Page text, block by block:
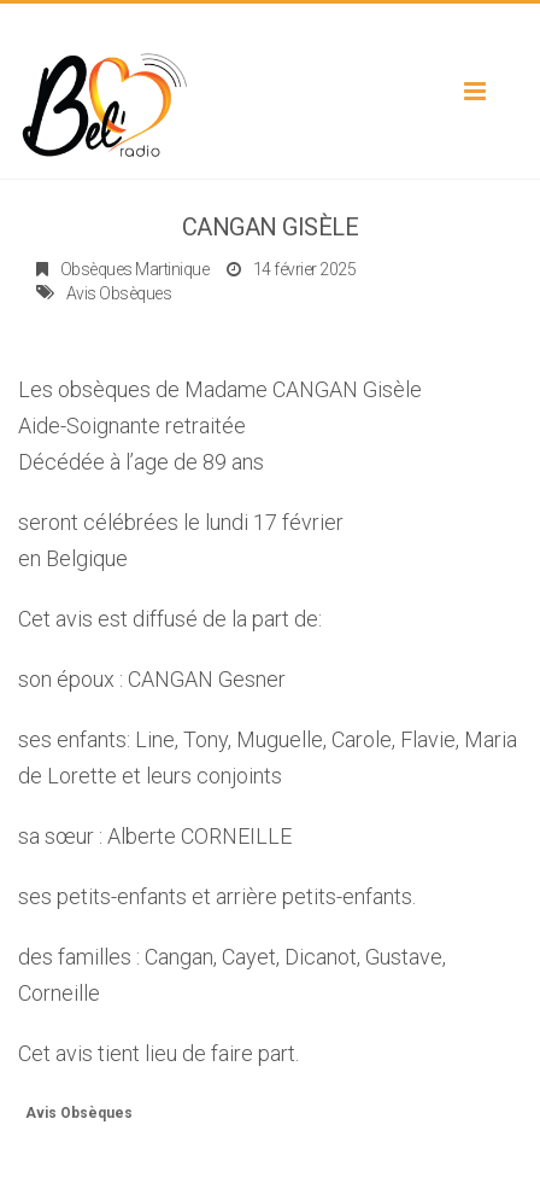
Toggle
CANGAN GISÈLE
Obsèques Martinique
14 février 2025
Avis Obsèques
Les obsèques de Madame CANGAN Gisèle
Aide-Soignante retraitée
Décédée à l’age de 89 ans
seront célébrées le lundi 17 février
en Belgique
Cet avis est diffusé de la part de:
son époux : CANGAN Gesner
ses enfants: Line, Tony, Muguelle, Carole, Flavie, Maria
de Lorette et leurs conjoints
sa sœur : Alberte CORNEILLE
ses petits-enfants et arrière petits-enfants.
des familles : Cangan, Cayet, Dicanot, Gustave,
Corneille
Cet avis tient lieu de faire part.
Avis Obsèques